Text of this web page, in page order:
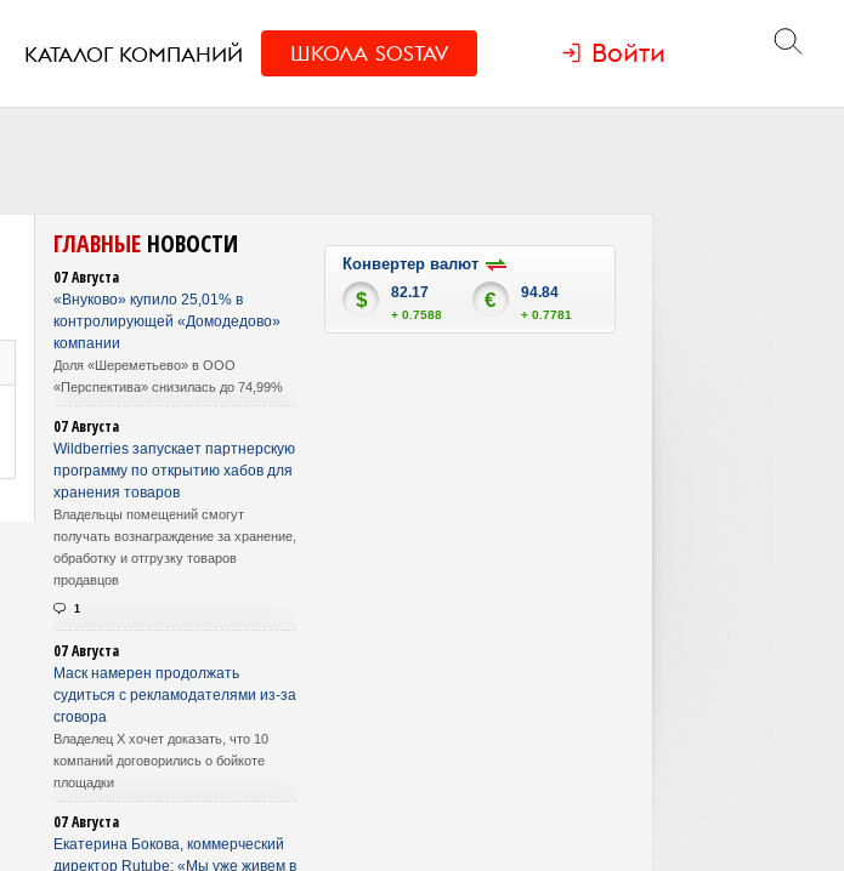
КАТАЛОГ КОМПАНИЙ ШКОЛА SOSTAV Войти
ГЛАВНЫЕ НОВОСТИ
07 Августа
«Внуково» купило 25,01% в
контролирующей «Домодедово»
компании
Доля «Шереметьево» в ООО
«Перспектива» снизилась до 74,99%
07 Августа
Wildberries запускает партнерскую
программу по открытию хабов для
хранения товаров
Владельцы помещений смогут
получать вознаграждение за хранение,
обработку и отгрузку товаров
продавцов
1
07 Августа
Маск намерен продолжать
судиться с рекламодателями из-за
сговора
Владелец X хочет доказать, что 10
компаний договорились о бойкоте
площадки
07 Августа
Екатерина Бокова, коммерческий
директор Rutube: «Мы уже живем в
Конвертер валют
$ 82.17
+ 0.7588
€ 94.84
+ 0.7781